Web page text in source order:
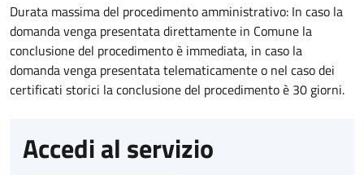
Durata massima del procedimento amministrativo: In caso la
domanda venga presentata direttamente in Comune la
conclusione del procedimento è immediata, in caso la
domanda venga presentata telematicamente o nel caso dei
certificati storici la conclusione del procedimento è 30 giorni.
Accedi al servizio